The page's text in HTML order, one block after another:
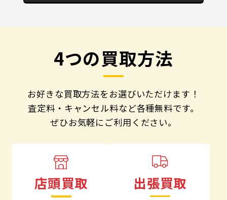
4つの買取方法
お好きな買取方法をお選びいただけます！
査定料・キャンセル料など各種無料です。
ぜひお気軽にご利用ください。
店頭買取 出張買取